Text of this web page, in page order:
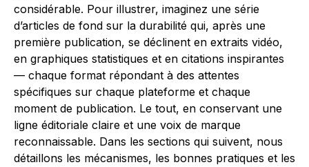
considérable. Pour illustrer, imaginez une série
d’articles de fond sur la durabilité qui, après une
première publication, se déclinent en extraits vidéo,
en graphiques statistiques et en citations inspirantes
— chaque format répondant à des attentes
spécifiques sur chaque plateforme et chaque
moment de publication. Le tout, en conservant une
ligne éditoriale claire et une voix de marque
reconnaissable. Dans les sections qui suivent, nous
détaillons les mécanismes, les bonnes pratiques et les